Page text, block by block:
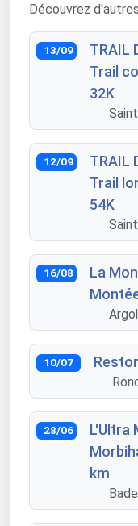
Découvrez
13/09
TRAIL
Trail
32K
12/09
TRAIL
Trail
54K
16/08
La
Argol
10/07
28/06
L'Ultra
km